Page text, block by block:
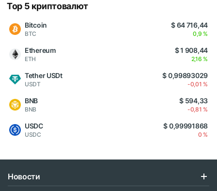
Top 5 криптовалют
Bitcoin
BTC
$ 64 716,44
0,9 %
Ethereum
ETH
$ 1 908,44
2,16 %
Tether USDt
USDT
$ 0,99893029
-0,01 %
BNB
BNB
$ 594,33
-0,81 %
USDC
USDC
$ 0,99991868
0 %
Новости